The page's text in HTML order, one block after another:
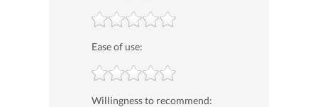
Ease of use:
Willingness to recommend: